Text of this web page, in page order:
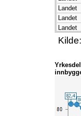
Landet
Landet
Landet
Landet
Landet
Landet
Landet
Landet